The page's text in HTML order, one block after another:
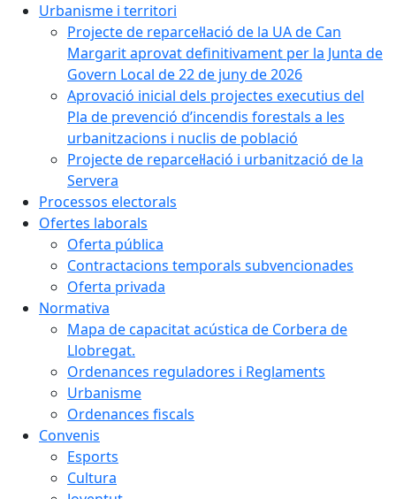
Urbanisme i territori
Projecte de reparcel·lació de la UA de Can
Margarit aprovat definitivament per la Junta de
Govern Local de 22 de juny de 2026
Aprovació inicial dels projectes executius del
Pla de prevenció d’incendis forestals a les
urbanitzacions i nuclis de població
Projecte de reparcel·lació i urbanització de la
Servera
Processos electorals
Ofertes laborals
Oferta pública
Contractacions temporals subvencionades
Oferta privada
Normativa
Mapa de capacitat acústica de Corbera de
Llobregat.
Ordenances reguladores i Reglaments
Urbanisme
Ordenances fiscals
Convenis
Esports
Cultura